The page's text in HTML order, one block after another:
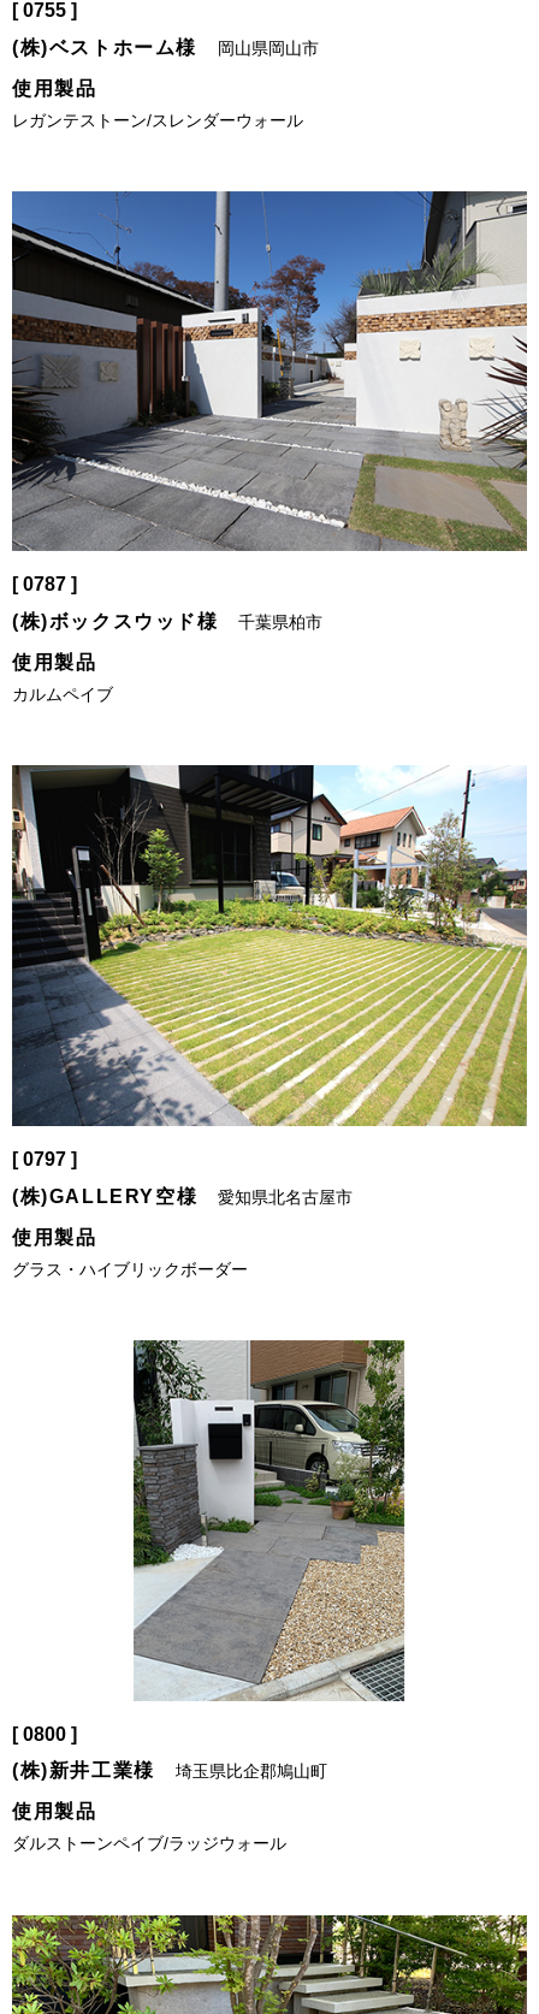
[ 0755 ]
(株)ベストホーム様
岡山県岡山市
使用製品
レガンテストーン/スレンダーウォール
[ 0787 ]
(株)ボックスウッド様
千葉県柏市
使用製品
カルムペイブ
[ 0797 ]
(株)GALLERY空様
愛知県北名古屋市
使用製品
グラス・ハイブリックボーダー
[ 0800 ]
(株)新井工業様
埼玉県比企郡鳩山町
使用製品
ダルストーンペイブ/ラッジウォール